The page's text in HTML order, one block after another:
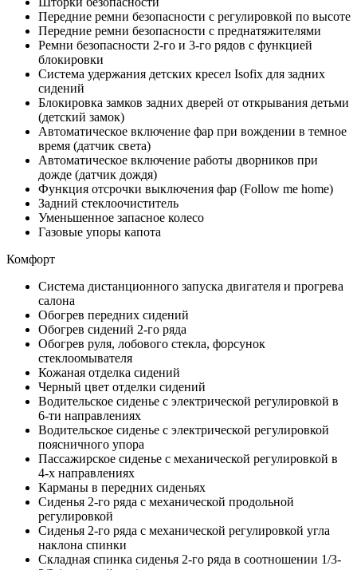
Передние ремни безопасности с регулировкой по высоте
Передние ремни безопасности с преднатяжителями
Ремни безопасности 2-го и 3-го рядов с функцией
блокировки
Система удержания детских кресел Isofix для задних
сидений
Блокировка замков задних дверей от открывания детьми
(детский замок)
Автоматическое включение фар при вождении в темное
время (датчик света)
Автоматическое включение работы дворников при
дожде (датчик дождя)
Функция отсрочки выключения фар (Follow me home)
Задний стеклоочиститель
Уменьшенное запасное колесо
Газовые упоры капота
Комфорт
Система дистанционного запуска двигателя и прогрева
салона
Обогрев передних сидений
Обогрев сидений 2-го ряда
Обогрев руля, лобового стекла, форсунок
стеклоомывателя
Кожаная отделка сидений
Черный цвет отделки сидений
Водительское сиденье с электрической регулировкой в
6-ти направлениях
Водительское сиденье с электрической регулировкой
поясничного упора
Пассажирское сиденье с механической регулировкой в
4-х направлениях
Карманы в передних сиденьях
Сиденья 2-го ряда с механической продольной
регулировкой
Сиденья 2-го ряда с механической регулировкой угла
наклона спинки
Складная спинка сиденья 2-го ряда в соотношении 1/3-